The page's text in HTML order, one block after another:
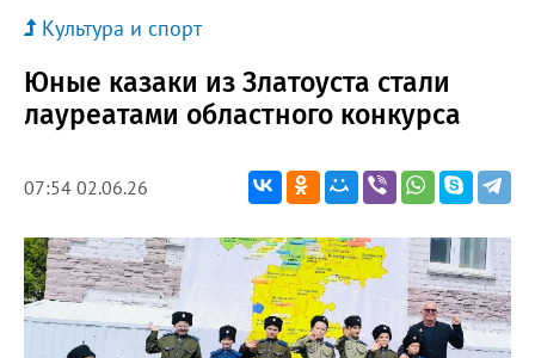
Культура и спорт
Юные казаки из Златоуста стали
лауреатами областного конкурса
07:54 02.06.26